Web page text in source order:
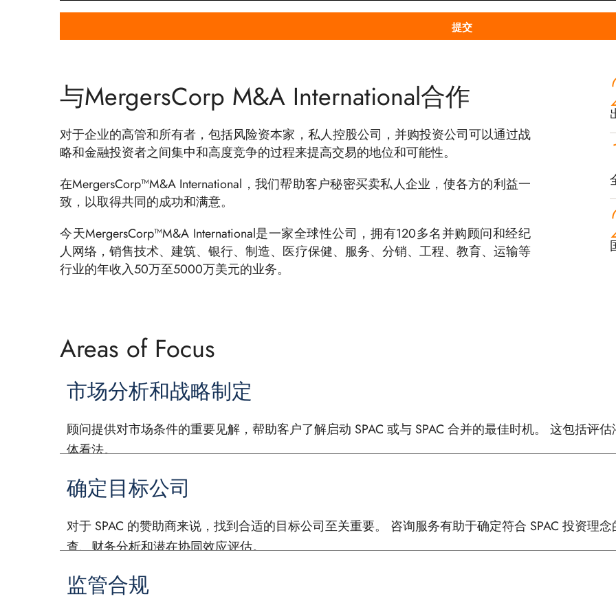
与MergersCorp M&A International合作
对于企业的高管和所有者，包括风险资本家，私人控股公司，并购投资公司可以通过战
略和金融投资者之间集中和高度竞争的过程来提高交易的地位和可能性。
在MergersCorp™M&A International，我们帮助客户秘密买卖私人企业，使各方的利益一
致，以取得共同的成功和满意。
今天MergersCorp™M&A International是一家全球性公司，拥有120多名并购顾问和经纪
人网络，销售技术、建筑、银行、制造、医疗保健、服务、分销、工程、教育、运输等
行业的年收入50万至5000万美元的业务。
Areas of Focus
市场分析和战略制定
顾问提供对市场条件的重要见解，帮助客户了解启动 SPAC 或与 SPAC 合并的最佳时机。 这包括评
体看法。
确定目标公司
对于 SPAC 的赞助商来说，找到合适的目标公司至关重要。 咨询服务有助于确定符合 SPAC 投资理
查、财务分析和潜在协同效应评估。
监管合规